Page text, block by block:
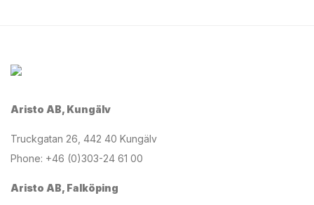
Aristo AB, Kungälv
Truckgatan 26, 442 40 Kungälv
Phone: +46 (0)303-24 61 00
Aristo AB, Falköping